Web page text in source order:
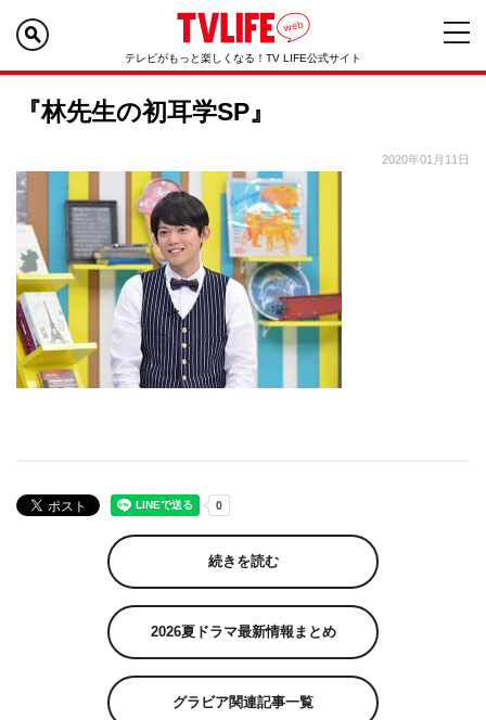
テレビがもっと楽しくなる！TV LIFE公式サイト
『林先生の初耳学SP』
2020年01月11日
続きを読む
2026夏ドラマ最新情報まとめ
グラビア関連記事一覧